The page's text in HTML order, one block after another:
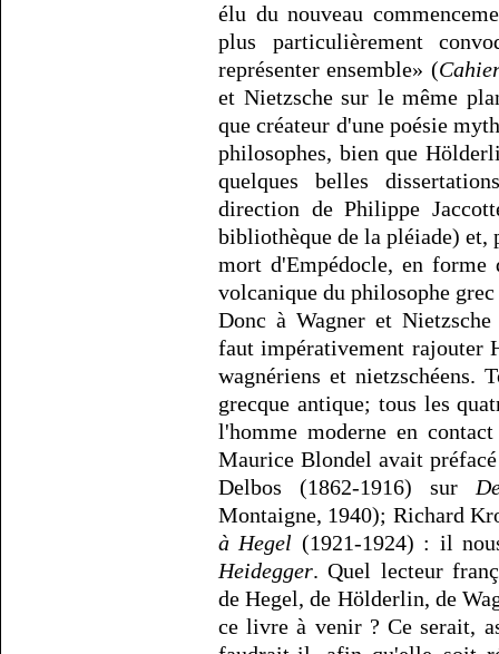
élu du nouveau
plus particulièrement
représenter ensemble» (
et Nietzsche sur le même
que créateur d'une poésie
philosophes, bien que
quelques belles
direction de Philippe
bibliothèque de la pléiade) et,
mort d'Empédocle, en
volcanique du philosophe
Donc à Wagner et
faut impérativement rajouter
wagnériens et nietzschéens.
grecque antique; tous les
l'homme moderne en
Maurice Blondel avait
Delbos (1862-1916) sur
Montaigne, 1940); Richard
à Hegel (1921-1924) : il
Heidegger. Quel lecteur
de Hegel, de Hölderlin, de
ce livre à venir ? Ce serait,